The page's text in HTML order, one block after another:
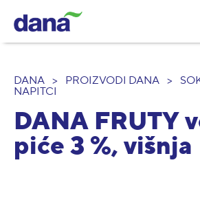
DANA > PROIZVODI DANA >
NAPITCI
DANA FRUTY
piće 3 %, višnja